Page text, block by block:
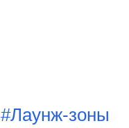
#Лаунж-зоны